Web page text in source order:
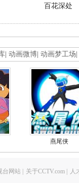
百花深处
动画微博 动画梦工场
燕尾侠
台网站 关于CCTV.com 人